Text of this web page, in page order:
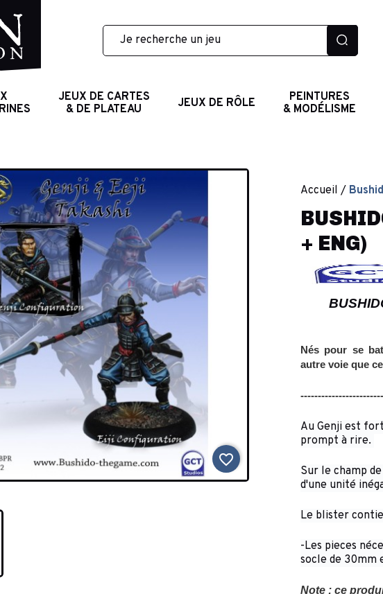
JEUX DE CARTES
& DE PLATEAU
JEUX DE RÔLE
PEINTURES
& MODÉLISME
favorite_border
Accueil
+ ENG)
Nés pour se
autre voie que
Au Genji est
prompt à rire.
Sur le champ
d'une unité
Le blister
-Les pieces
socle de 30mm
Note : ce